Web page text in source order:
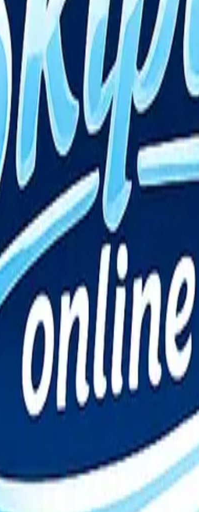
Jeseníků v obci Branná je pro Vás připraven Ski
tak pokročilé lyžaře. Přepravu lyžařů
výšky 150 cm zdarma. Sjezdovky jsou
a můžete využít i dalších služeb, jako je
občerstvení. Přímo pod vlekem se